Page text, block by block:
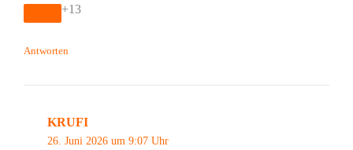
+13
Antworten
KRUFI
26. Juni 2026 um 9:07 Uhr